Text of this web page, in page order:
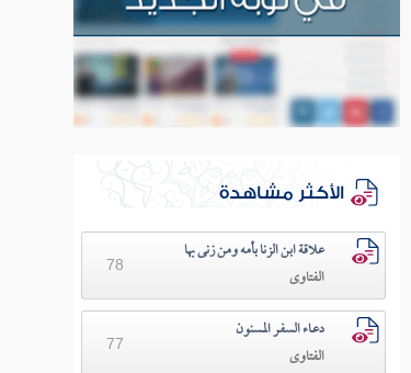
الأكثر مشاهدة
علاقة ابن الزنا بأمه ومن زنى بها
الفتاوى
78
دعـاء السفـر المسنون
الفتاوى
77